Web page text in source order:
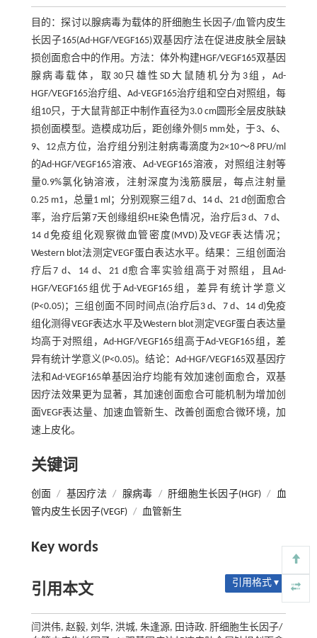
目的：探讨以腺病毒为载体的肝细胞生长因子/血管内皮生
长因子165(Ad-HGF/VEGF165)双基因疗法在促进皮肤全层缺
损创面愈合中的作用。方法：体外构建HGF/VEGF165双基因
腺病毒载体，取30只雄性SD大鼠随机分为3组，Ad-
HGF/VEGF165治疗组、Ad-VEGF165治疗组和空白对照组，每
组10只，于大鼠背部正中制作直径为3.0 cm圆形全层皮肤缺
损创面模型。造模成功后，距创缘外侧5 mm处，于3、6、
9、12点方位，治疗组分别注射病毒滴度为2×10～8 PFU/ml
的Ad-HGF/VEGF165溶液、Ad-VEGF165溶液，对照组注射等
量0.9%氯化钠溶液，注射深度为浅筋膜层，每点注射量
0.25 m1，总量1 ml；分别观察三组7 d、14 d、21 d创面愈合
率，治疗后第7天创缘组织HE染色情况，治疗后3 d、7 d、
14 d免疫组化观察微血管密度(MVD)及VEGF表达情况；
Western blot法测定VEGF蛋白表达水平。结果：三组创面治
疗后7 d、14 d、21 d愈合率实验组高于对照组，且Ad-
HGF/VEGF165组优于Ad-VEGF165组，差异有统计学意义
(P<0.05)；三组创面不同时间点(治疗后3 d、7 d、14 d)免疫
组化测得VEGF表达水平及Western blot测定VEGF蛋白表达量
均高于对照组，Ad-HGF/VEGF165组高于Ad-VEGF165组，差
异有统计学意义(P<0.05)。结论：Ad-HGF/VEGF165双基因疗
法和Ad-VEGF165单基因治疗均能有效加速创面愈合，双基
因疗法效果更为显著，其加速创面愈合可能机制为增加创
面VEGF表达量、加速血管新生、改善创面愈合微环境，加
速上皮化。
关键词
创面 / 基因疗法 / 腺病毒 / 肝细胞生长因子(HGF) / 血
管内皮生长因子(VEGF) / 血管新生
Key words
引用本文 引用格式 ▾
闫洪伟, 赵毅, 刘华, 洪城, 朱逢源, 田诗政. 肝细胞生长因子/